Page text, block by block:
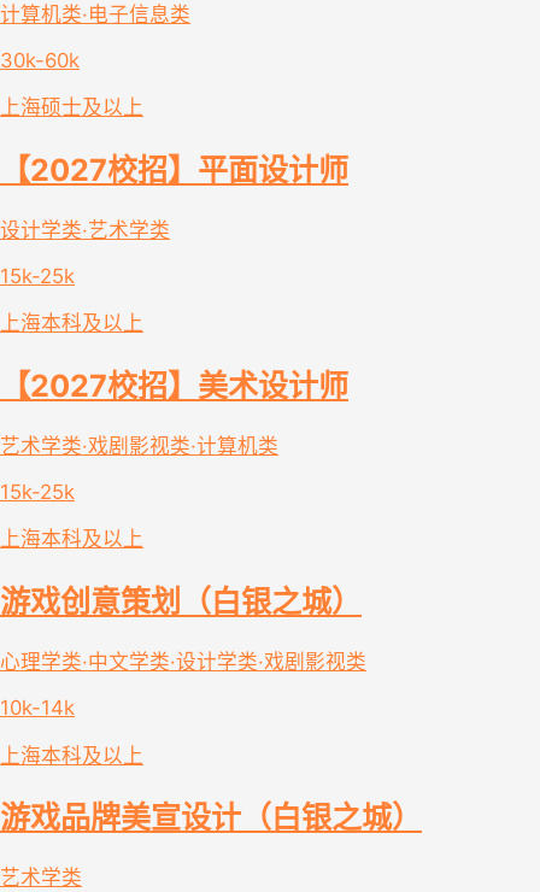
计算机类·电子信息类
30k-60k
上海硕士及以上
【2027校招】平面设计师
设计学类·艺术学类
15k-25k
上海本科及以上
【2027校招】美术设计师
艺术学类·戏剧影视类·计算机类
15k-25k
上海本科及以上
游戏创意策划（白银之城）
心理学类·中文学类·设计学类·戏剧影视类
10k-14k
上海本科及以上
游戏品牌美宣设计（白银之城）
艺术学类